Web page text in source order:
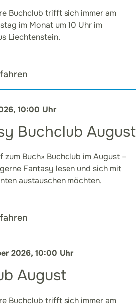
Buchclub trifft sich immer am
im Monat um 10 Uhr im
Liechtenstein.
10:00 Uhr
Buchclub August
zum Buch» Buchclub im August –
Fantasy lesen und sich mit
austauschen möchten.
2026, 10:00 Uhr
August
Buchclub trifft sich immer am